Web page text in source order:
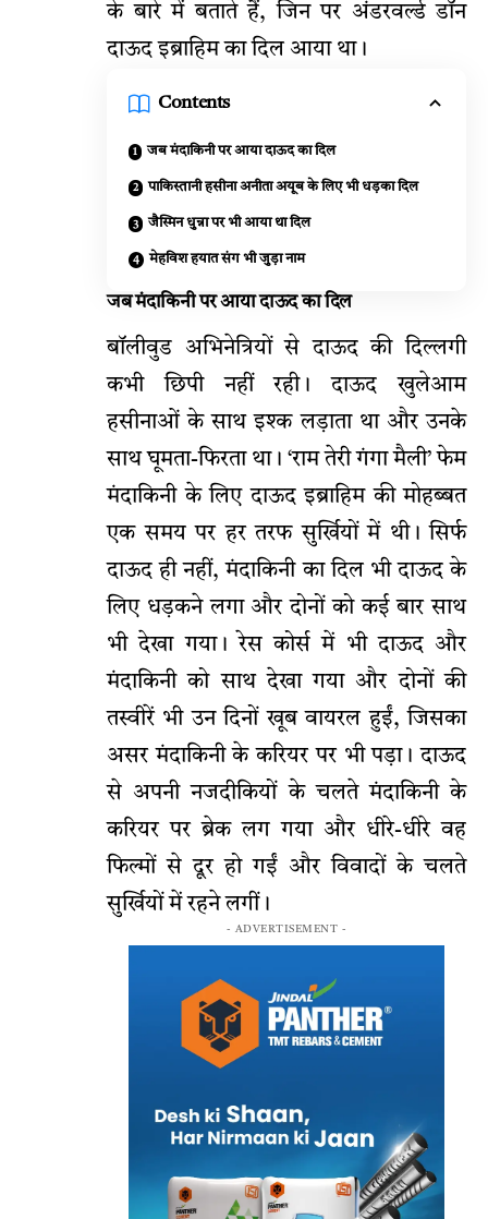
के बारे में बताते हैं, जिन पर अंडरवर्ल्ड डॉन
दाऊद इब्राहिम का दिल आया था।
Contents
जब मंदाकिनी पर आया दाऊद का दिल
पाकिस्तानी हसीना अनीता अयूब के लिए भी धड़का दिल
जैस्मिन धुन्ना पर भी आया था दिल
मेहविश हयात संग भी जुड़ा नाम
जब मंदाकिनी पर आया दाऊद का दिल
बॉलीवुड अभिनेत्रियों से दाऊद की दिल्लगी
कभी छिपी नहीं रही। दाऊद खुलेआम
हसीनाओं के साथ इश्क लड़ाता था और उनके
साथ घूमता-फिरता था। ‘राम तेरी गंगा मैली’ फेम
मंदाकिनी के लिए दाऊद इब्राहिम की मोहब्बत
एक समय पर हर तरफ सुर्खियों में थी। सिर्फ
दाऊद ही नहीं, मंदाकिनी का दिल भी दाऊद के
लिए धड़कने लगा और दोनों को कई बार साथ
भी देखा गया। रेस कोर्स में भी दाऊद और
मंदाकिनी को साथ देखा गया और दोनों की
तस्वीरें भी उन दिनों खूब वायरल हुईं, जिसका
असर मंदाकिनी के करियर पर भी पड़ा। दाऊद
से अपनी नजदीकियों के चलते मंदाकिनी के
करियर पर ब्रेक लग गया और धीरे-धीरे वह
फिल्मों से दूर हो गईं और विवादों के चलते
सुर्खियों में रहने लगीं।
- ADVERTISEMENT -